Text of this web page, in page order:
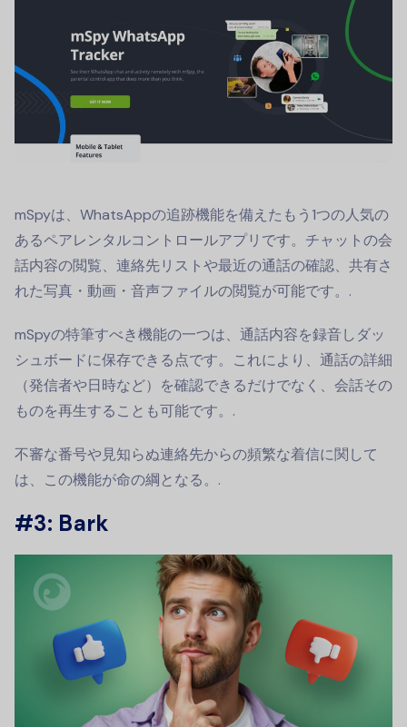
mSpyは、WhatsAppの追跡機能を備えたもう1つの人気の
あるペアレンタルコントロールアプリです。チャットの会
話内容の閲覧、連絡先リストや最近の通話の確認、共有さ
れた写真・動画・音声ファイルの閲覧が可能です。.
mSpyの特筆すべき機能の一つは、通話内容を録音しダッ
シュボードに保存できる点です。これにより、通話の詳細
（発信者や日時など）を確認できるだけでなく、会話その
ものを再生することも可能です。.
不審な番号や見知らぬ連絡先からの頻繁な着信に関して
は、この機能が命の綱となる。.
#3: Bark